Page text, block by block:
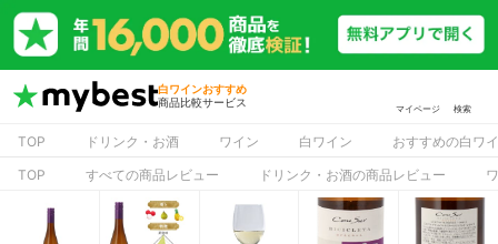
白ワインおすすめ
商品比較サービス
マイページ 検索
TOP ドリンク・お酒 ワイン 白ワイン
おすすめの白ワ
TOP
すべての商品レビュー ドリンク・お酒の商品レビュー